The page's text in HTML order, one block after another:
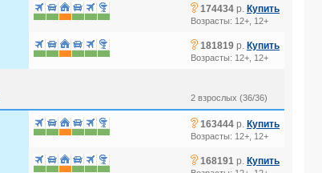
? 174434 р. Купить
Возрасты: 12+, 12+
? 181819 р. Купить
Возрасты: 12+, 12+
2 взрослых (36/36)
? 163444 р. Купить
Возрасты: 12+, 12+
? 168191 р. Купить